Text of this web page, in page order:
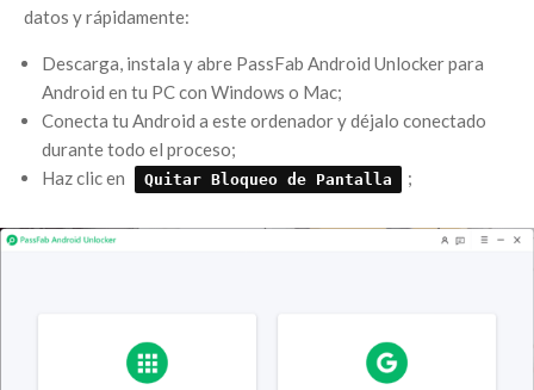
datos y rápidamente:
Descarga, instala y abre PassFab Android Unlocker para
Android en tu PC con Windows o Mac;
Conecta tu Android a este ordenador y déjalo conectado
durante todo el proceso;
Haz clic en
Quitar Bloqueo de Pantalla ;